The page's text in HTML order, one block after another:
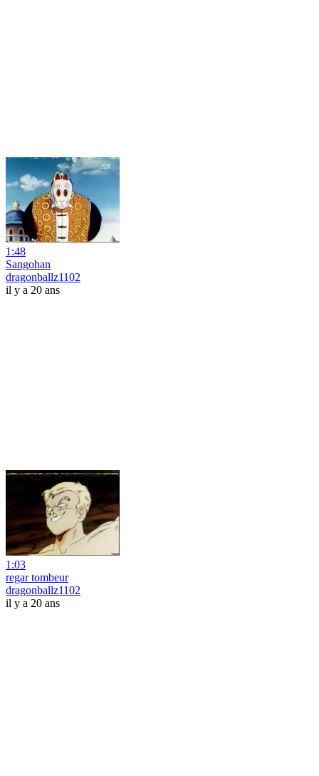
1:48
Sangohan
dragonballz1102
il y a 20 ans
1:03
regar tombeur
dragonballz1102
il y a 20 ans